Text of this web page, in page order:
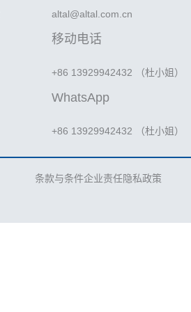
altal@altal.com.cn
移动电话
+86 13929942432 （杜小姐）
WhatsApp
+86 13929942432 （杜小姐）
条款与条件企业责任隐私政策